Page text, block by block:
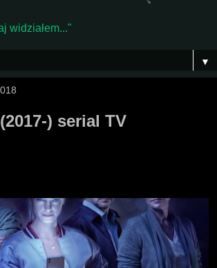
widziałem..."
▼
) serial TV